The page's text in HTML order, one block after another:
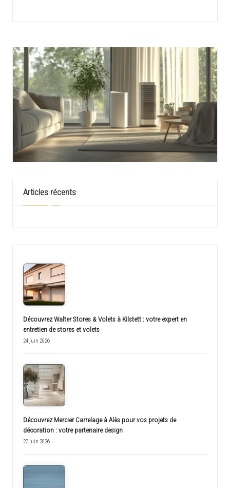
Articles récents
Découvrez Walter Stores & Volets à Kilstett : votre expert en
entretien de stores et volets
24 juin 2026
Découvrez Mercier Carrelage à Alès pour vos projets de
décoration : votre partenaire design
23 juin 2026